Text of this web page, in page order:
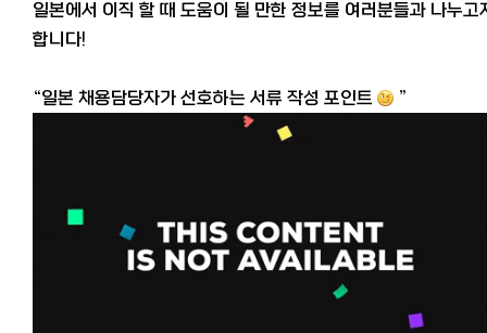
일본에서 이직 할 때 도움이 될 만한 정보를 여러분들과 나누고
합니다!
“일본 채용담당자가 선호하는 서류 작성 포인트 ”